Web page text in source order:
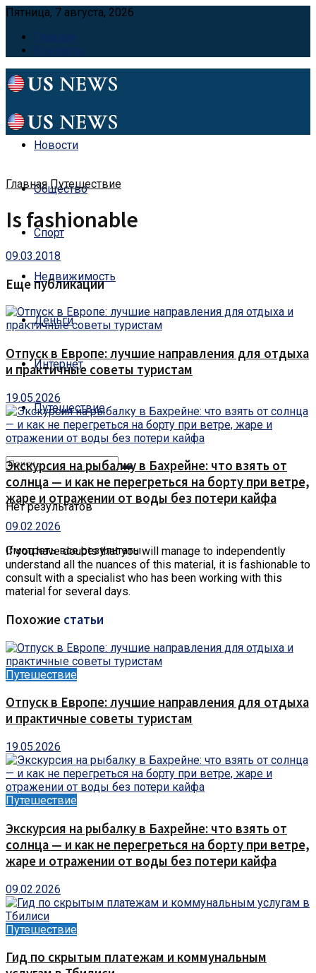
Пятница, 7 августа, 2026
Главная
Контакты
Новости
Общество
Спорт
Недвижимость
Деньги
Интернет
Путешествие
Нет результатов
Смотреть все результаты
Главная Путешествие
Is fashionable
09.03.2018
Еще публикации
Отпуск в Европе: лучшие направления для отдыха
и практичные советы туристам
19.05.2026
Экскурсия на рыбалку в Бахрейне: что взять от
солнца — и как не перегреться на борту при ветре,
жаре и отражении от воды без потери кайфа
09.02.2026
If you have doubts that you will manage to independently
understand all the nuances of this material, it is fashionable to
consult with a specialist who has been working with this
material for several days.
Похожие статьи
Путешествие
Отпуск в Европе: лучшие направления для отдыха
и практичные советы туристам
19.05.2026
Путешествие
Экскурсия на рыбалку в Бахрейне: что взять от
солнца — и как не перегреться на борту при ветре,
жаре и отражении от воды без потери кайфа
09.02.2026
Путешествие
Гид по скрытым платежам и коммунальным